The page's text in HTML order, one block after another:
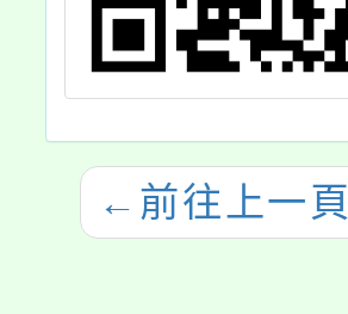
← 前往上一頁